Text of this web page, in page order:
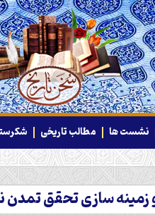
نشست ها مطالب تاریخی
سازی تحقق تمدن